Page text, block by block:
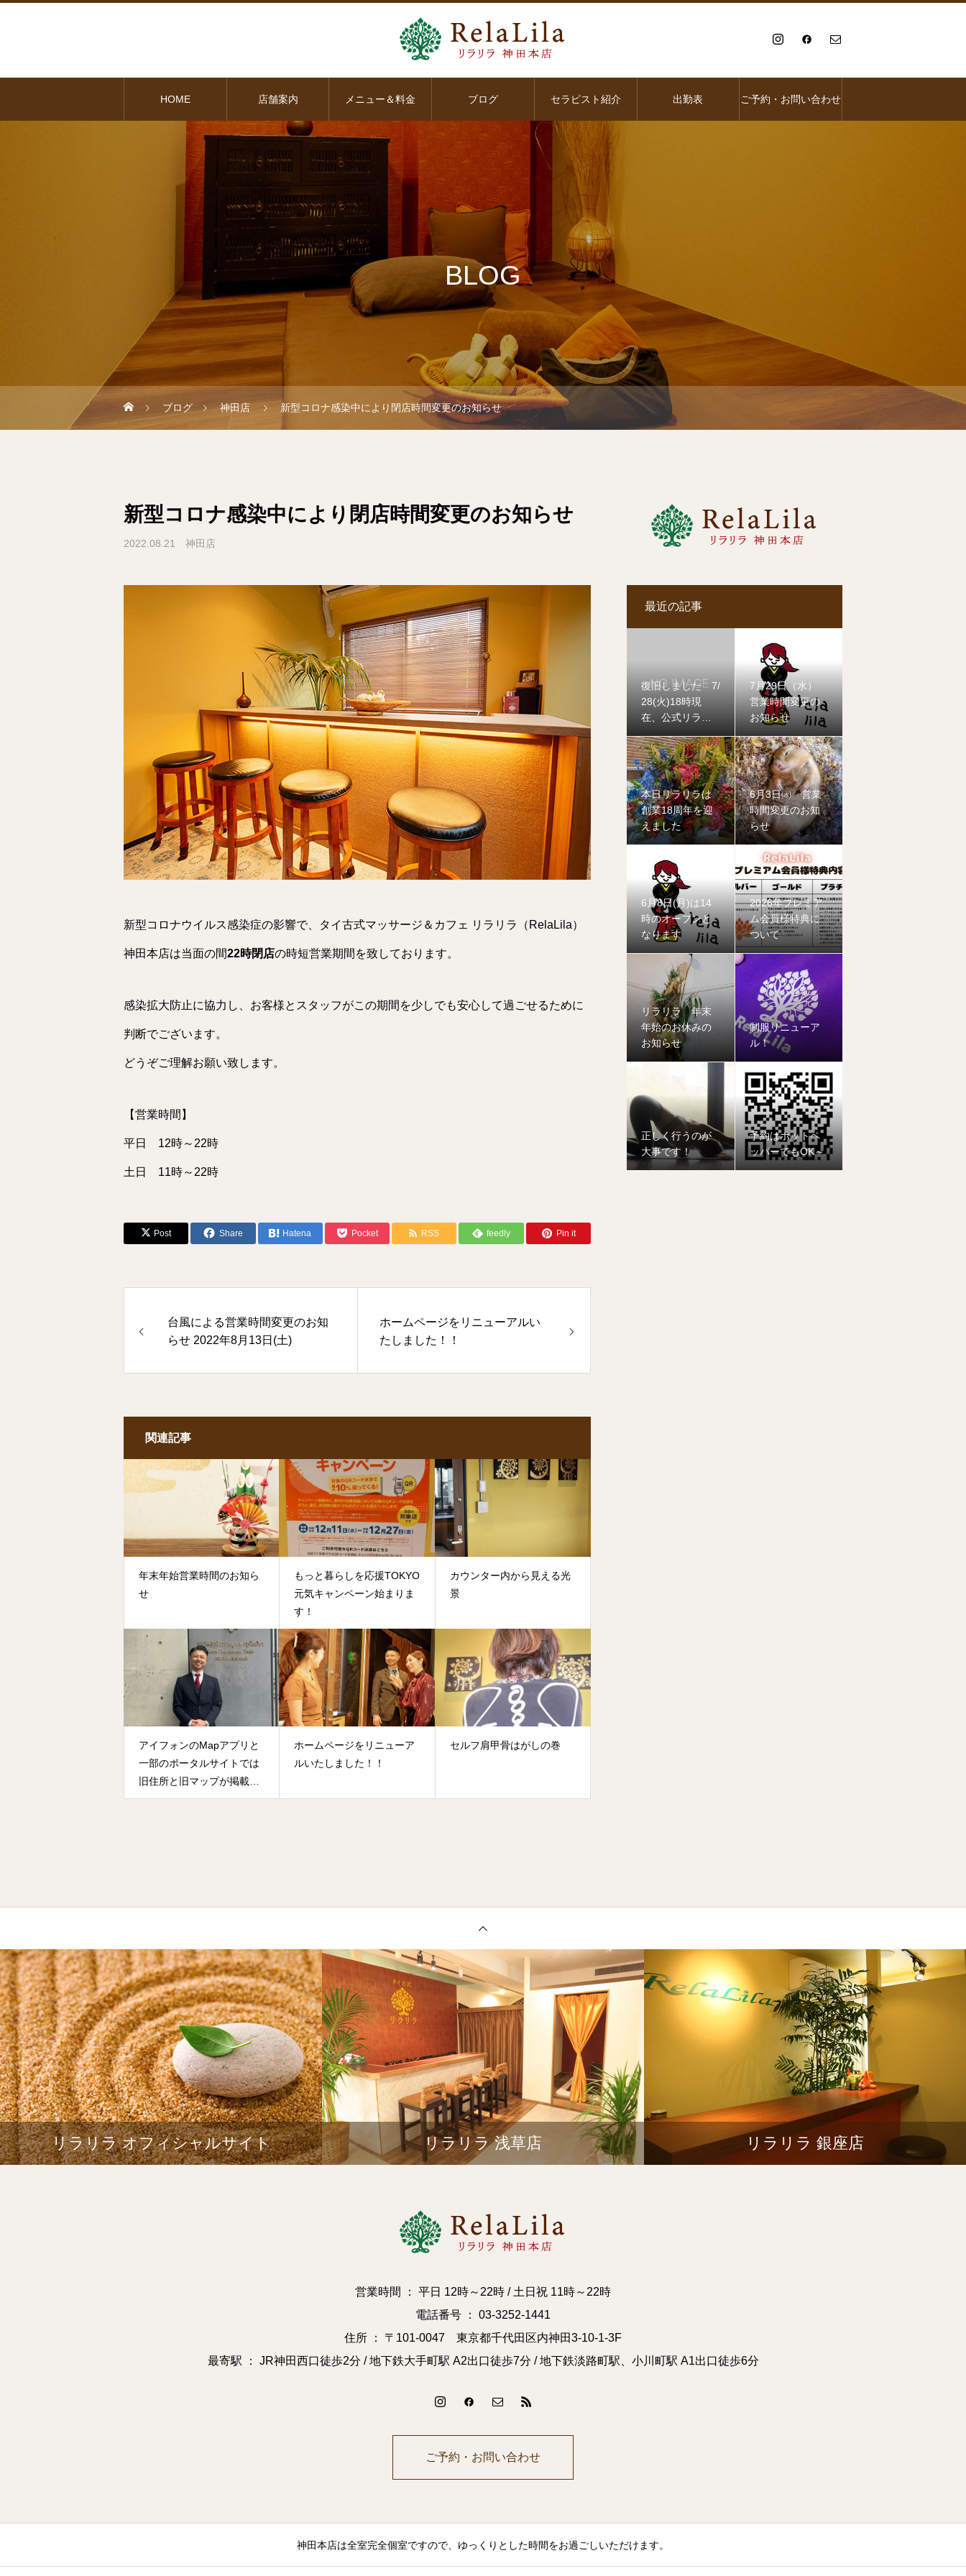
HOME 店舗案内 メニュー＆料金 ブログ セラピスト紹介 出勤表 ご予約・お問い合わせ
BLOG
ブログ 神田店 新型コロナ感染中により閉店時間変更のお知らせ
新型コロナ感染中により閉店時間変更のお知らせ
2022.08.21 神田店
新型コロナウイルス感染症の影響で、タイ古式マッサージ＆カフェ リラリラ（RelaLila）
神田本店は当面の間22時閉店の時短営業期間を致しております。
感染拡大防止に協力し、お客様とスタッフがこの期間を少しでも安心して過ごせるために
判断でございます。
どうぞご理解お願い致します。
【営業時間】
平日 12時～22時
土日 11時～22時
Post Share Hatena Pocket RSS feedly Pin it
台風による営業時間変更のお知
らせ 2022年8月13日(土)
ホームページをリニューアルい
たしました！！
関連記事
年末年始営業時間のお知ら
せ
もっと暮らしを応援TOKYO
元気キャンペーン始まりま
す！
カウンター内から見える光
景
アイフォンのMapアプリと
一部のポータルサイトでは
旧住所と旧マップが掲載さ
れています
ホームページをリニューア
ルいたしました！！
セルフ肩甲骨はがしの巻
最近の記事
復旧しました 7/
28(火)18時現
在、公式リラリ
具合が発生して
おります
7月29日（水）
営業時間変更の
お知らせ
本日リラリラは
創業18周年を迎
えました
6月3日㈬ 営業
時間変更のお知
らせ
6月8日(月)は14
時のオープンと
なります
2026年プレミア
ム会員様特典に
ついて
リラリラ 年末
年始のお休みの
お知らせ
制服リニューア
ル！
正しく行うのが
大事です！
予約はホットペ
ッパーでもOK～
リラリラ オフィシャルサイト リラリラ 浅草店 リラリラ 銀座店
営業時間 ： 平日 12時～22時 / 土日祝 11時～22時
電話番号 ： 03-3252-1441
住所 ： 〒101-0047 東京都千代田区内神田3-10-1-3F
最寄駅 ： JR神田西口徒歩2分 / 地下鉄大手町駅 A2出口徒歩7分 / 地下鉄淡路町駅、小川町駅 A1出口徒歩6分
ご予約・お問い合わせ
神田本店は全室完全個室ですので、ゆっくりとした時間をお過ごしいただけます。